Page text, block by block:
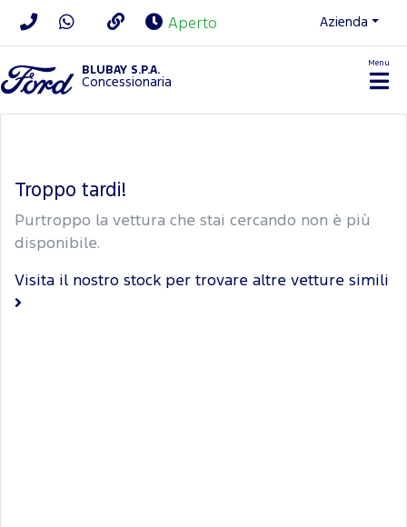
Aperto Azienda
BLUBAY S.P.A.
Concessionaria
Menu
Troppo tardi!
Purtroppo la vettura che stai cercando non è più
disponibile.
Visita il nostro stock per trovare altre vetture simili